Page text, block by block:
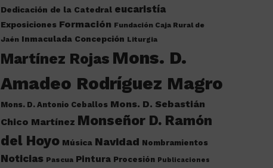
Dedicación de la Catedral eucaristía
Exposiciones Formación Fundación Caja Rural de
Jaén Inmaculada Concepción Liturgia
Martínez Rojas Mons. D.
Amadeo Rodríguez Magro
Mons. D. Antonio Ceballos Mons. D. Sebastián
Chico Martínez Monseñor D. Ramón
del Hoyo Música Navidad Nombramientos
Noticias Pascua Pintura Procesión Publicaciones